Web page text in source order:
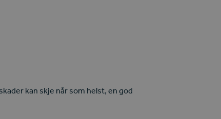
kan skje når som helst, en god